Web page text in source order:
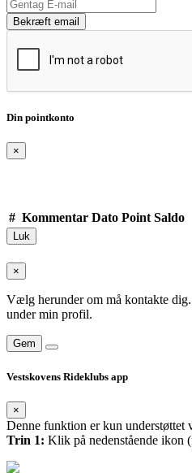
Bekræft email
Din pointkonto
×
# Kommentar Dato Point Saldo
Luk
×
Vælg herunder om må kontakte
under min profil.
Gem
Vestskovens Rideklubs app
×
Denne funktion er kun understøttet
Trin 1: Klik på nedenstående ikon